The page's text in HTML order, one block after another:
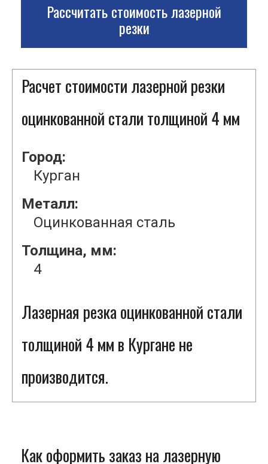
Рассчитать стоимость лазерной
резки
Расчет стоимости лазерной резки
оцинкованной стали толщиной 4 мм
Город:
Курган
Металл:
Оцинкованная сталь
Толщина, мм:
4
Лазерная резка оцинкованной стали
толщиной 4 мм в Кургане не
производится.
Как оформить заказ на лазерную